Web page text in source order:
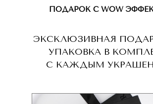
ЭКСКЛЮЗИВНАЯ
УПАКОВКА В
С КАЖДЫМ
ПОДАРОК С WOW